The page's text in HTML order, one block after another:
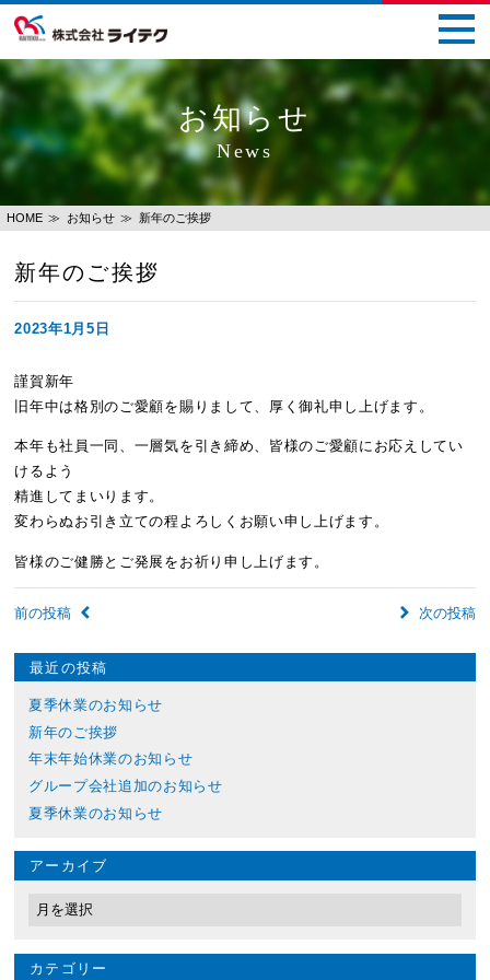
お知らせ
News
HOME お知らせ 新年のご挨拶
新年のご挨拶
2023年1月5日
謹賀新年
旧年中は格別のご愛顧を賜りまして、厚く御礼申し上げます。
本年も社員一同、一層気を引き締め、皆様のご愛顧にお応えしてい
けるよう
精進してまいります。
変わらぬお引き立ての程よろしくお願い申し上げます。
皆様のご健勝とご発展をお祈り申し上げます。
前の投稿   次の投稿
最近の投稿
夏季休業のお知らせ
新年のご挨拶
年末年始休業のお知らせ
グループ会社追加のお知らせ
夏季休業のお知らせ
アーカイブ
カテゴリー